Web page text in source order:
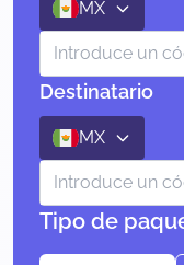
MX
Destinatario
MX
Tipo de